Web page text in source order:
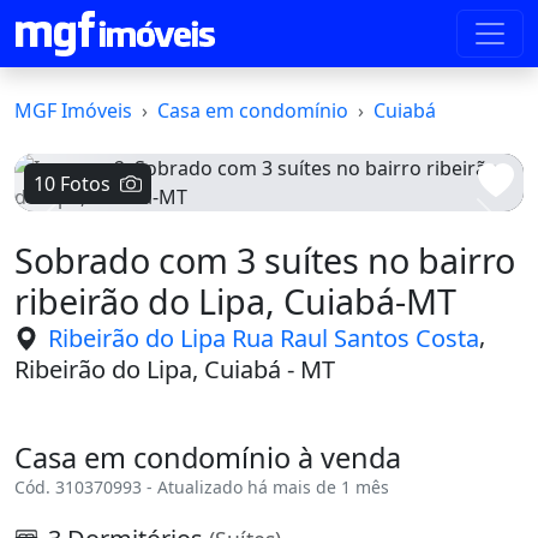
MGF Imóveis Casa em condomínio Cuiabá
10 Fotos
Sobrado com 3 suítes no bairro
ribeirão do Lipa, Cuiabá-MT
Ribeirão do Lipa Rua Raul Santos Costa,
Ribeirão do Lipa, Cuiabá - MT
Casa em condomínio à venda
Cód. 310370993 - Atualizado há mais de 1 mês